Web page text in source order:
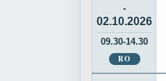
-
02.10.2026
09.30-14.30
RO